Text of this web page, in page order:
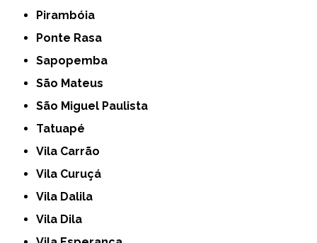
Pirambóia
Ponte Rasa
Sapopemba
São Mateus
São Miguel Paulista
Tatuapé
Vila Carrão
Vila Curuçá
Vila Dalila
Vila Dila